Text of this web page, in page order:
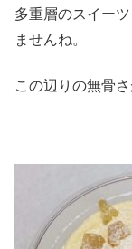
多重層のスイー
ませんね。
この辺りの無骨